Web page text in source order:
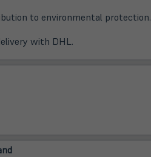
neuem
to environmental protection.
with DHL.